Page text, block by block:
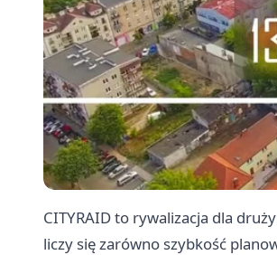
CITYRAID to rywalizacja dla
liczy się zarówno szybkość